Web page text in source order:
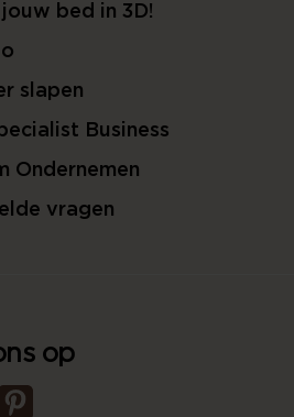
bed in 3D!
slapen
Business
Ondernemen
vragen
op